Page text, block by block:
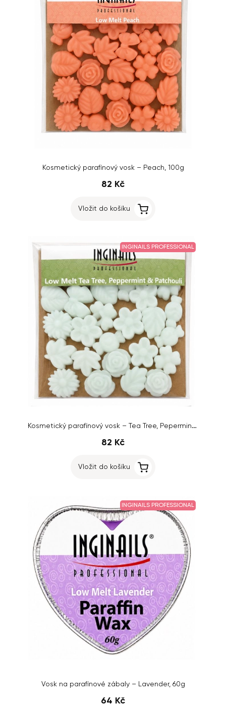
Kosmetický parafínový vosk – Peach, 100g
82 Kč
Vložit do košíku
INGINAILS PROFESSIONAL
Kosmetický parafínový vosk – Tea Tree, Pepermint & Patchouli, 100g
82 Kč
Vložit do košíku
INGINAILS PROFESSIONAL
Vosk na parafínové zábaly – Lavender, 60g
64 Kč